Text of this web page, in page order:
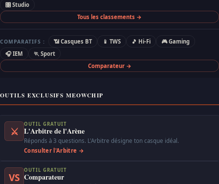
🎛 Studio
Tous les classements →
COMPARATIFS : 📶 Casques BT 📱 TWS 🎵 Hi-Fi
🎮 Gaming
🎧 IEM
🏃 Sport
Comparateur →
OUTILS EXCLUSIFS MEOWCHIP
⚔
OUTIL GRATUIT
L'Arbitre de l'Arène
Réponds à 3 questions. L'Arbitre désigne ton casque idéal.
Consulter l'Arbitre →
VS
OUTIL GRATUIT
Comparateur